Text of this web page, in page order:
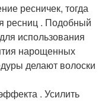
ресничек, тогда
ресниц . Подобный
использования
нарощенных
делают волоски
. Усилить